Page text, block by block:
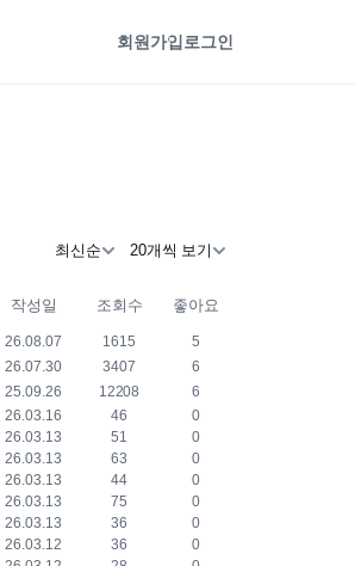
회원가입 로그인
최신순 20개씩 보기
작성일 조회수 좋아요
26.08.07 1615
5
26.07.30 3407
6
25.09.26 12208
6
26.03.16 46
0
26.03.13 51
0
26.03.13 63
0
26.03.13 44
0
26.03.13 75
0
26.03.13 36
0
26.03.12 36
0